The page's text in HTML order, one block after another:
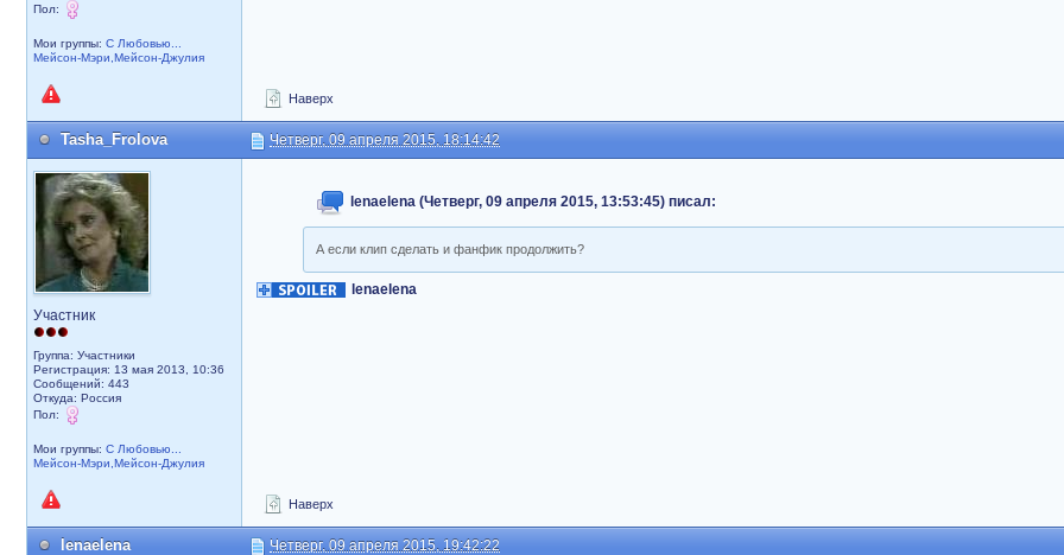
Пол:
Мои группы: С Любовью...
Мейсон-Мэри,Мейсон-Джулия
Наверх
Tasha_Frolova Четверг, 09 апреля 2015, 18:14:42
Участник
Группа: Участники
Регистрация: 13 мая 2013, 10:36
Сообщений: 443
Откуда: Россия
Пол:
Мои группы: С Любовью...
Мейсон-Мэри,Мейсон-Джулия
lenaelena (Четверг, 09 апреля 2015, 13:53:45) писал:
А если клип сделать и фанфик продолжить?
lenaelena
Наверх
lenaelena Четверг, 09 апреля 2015, 19:42:22